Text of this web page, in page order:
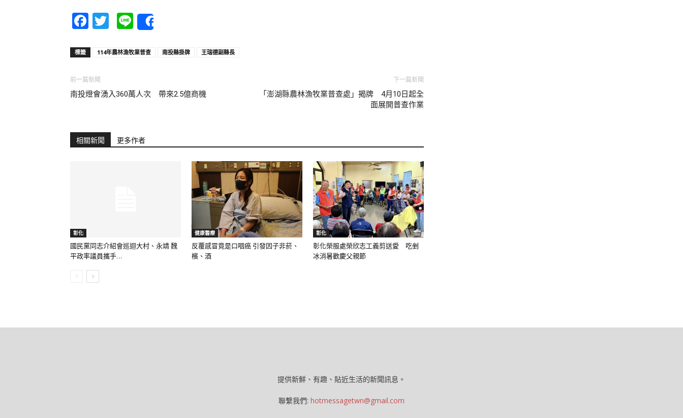
Facebook
Twitter
Line
標籤 114年農林漁牧業普查 南投縣掛牌 王瑞德副縣長
前一篇新聞
南投燈會湧入360萬人次 帶來2.5億商機
下一篇新聞
「澎湖縣農林漁牧業普查處」揭牌 4月10日起全
面展開普查作業
相關新聞 更多作者
彰化
國民黨同志介紹會巡迴大村、永靖 魏
平政率議員攜手...
健康醫療
反覆感冒竟是口咽癌 引發因子非菸、
檳、酒
彰化
彰化榮服處榮欣志工義剪送愛 吃剉
冰消暑歡慶父親節
提供新鮮、有趣、貼近生活的新聞訊息。
聯繫我們: hotmessagetwn@gmail.com